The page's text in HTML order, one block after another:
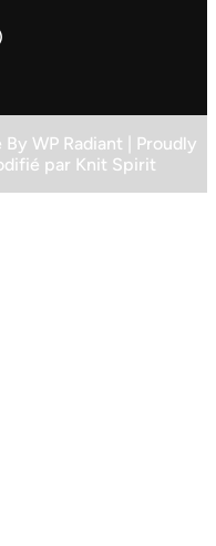
By WP Radiant | Proudly
par Knit Spirit